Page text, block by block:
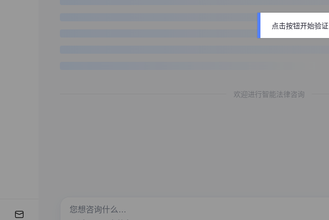
欢迎进行智能法律咨询
点击按钮开始验证